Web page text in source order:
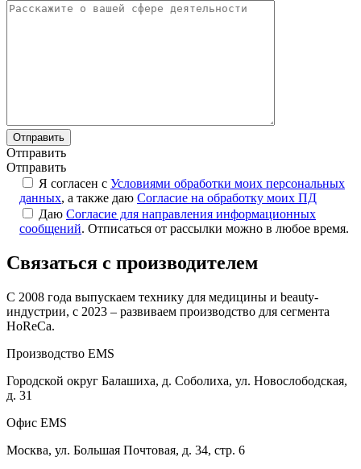
Отправить
Отправить
Я согласен с Условиями обработки моих персональных
данных, а также даю Согласие на обработку моих ПД
Даю Согласие для направления информационных
сообщений. Отписаться от рассылки можно в любое время.
Связаться с производителем
С 2008 года выпускаем технику для медицины и beauty-
индустрии, с 2023 – развиваем производство для сегмента
HoReCa.
Производство EMS
Городской округ Балашиха, д. Соболиха, ул. Новослободская,
д. 31
Офис EMS
Москва, ул. Большая Почтовая, д. 34, стр. 6